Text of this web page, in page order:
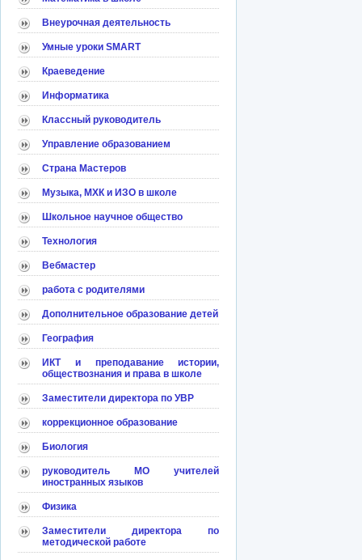
Внеурочная деятельность
Умные уроки SMART
Краеведение
Информатика
Классный руководитель
Управление образованием
Страна Мастеров
Музыка, МХК и ИЗО в школе
Школьное научное общество
Технология
Вебмастер
работа с родителями
Дополнительное образование детей
География
ИКТ и преподавание истории,
обществознания и права в школе
Заместители директора по УВР
коррекционное образование
Биология
руководитель МО учителей
иностранных языков
Физика
Заместители директора по
методической работе